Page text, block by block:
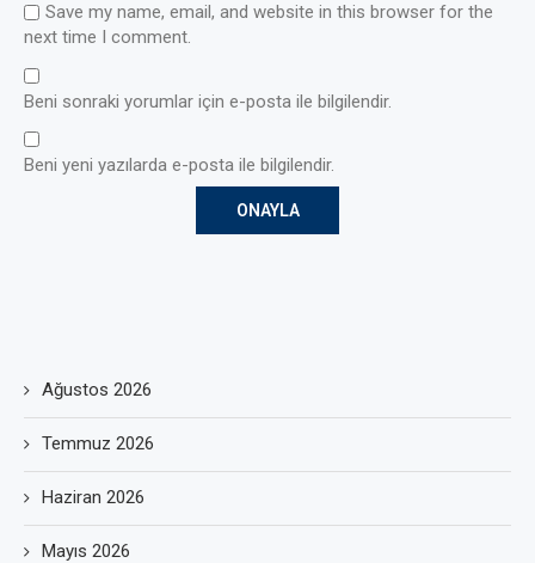
Save my name, email, and website in this browser for the
next time I comment.
Beni sonraki yorumlar için e-posta ile bilgilendir.
Beni yeni yazılarda e-posta ile bilgilendir.
Ağustos 2026
Temmuz 2026
Haziran 2026
Mayıs 2026